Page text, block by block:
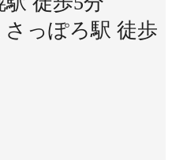
っぽろ駅 徒歩